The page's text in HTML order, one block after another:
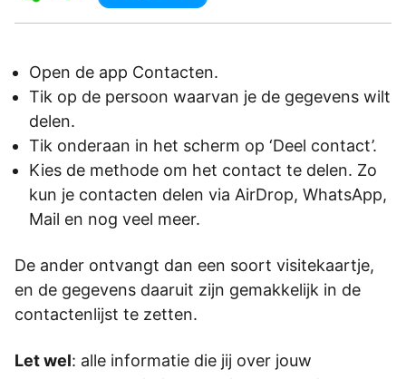
Open de app Contacten.
Tik op de persoon waarvan je de gegevens wilt
delen.
Tik onderaan in het scherm op ‘Deel contact’.
Kies de methode om het contact te delen. Zo
kun je contacten delen via AirDrop, WhatsApp,
Mail en nog veel meer.
De ander ontvangt dan een soort visitekaartje,
en de gegevens daaruit zijn gemakkelijk in de
contactenlijst te zetten.
Let wel: alle informatie die jij over jouw